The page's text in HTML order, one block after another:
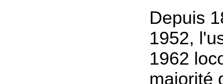
Depuis
1952,
1962
majorité